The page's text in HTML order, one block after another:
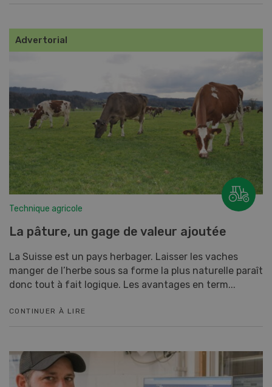
Advertorial
Technique agricole
La pâture, un gage de valeur ajoutée
La Suisse est un pays herbager. Laisser les vaches
manger de l’herbe sous sa forme la plus naturelle paraît
donc tout à fait logique. Les avantages en term...
CONTINUER À LIRE